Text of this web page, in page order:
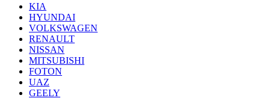
KIA
HYUNDAI
VOLKSWAGEN
RENAULT
NISSAN
MITSUBISHI
FOTON
UAZ
GEELY